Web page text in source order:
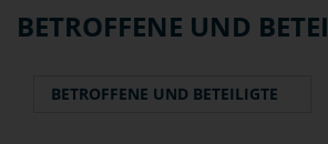
BETROFFENE UND
BETROFFENE UND BETEILIGTE